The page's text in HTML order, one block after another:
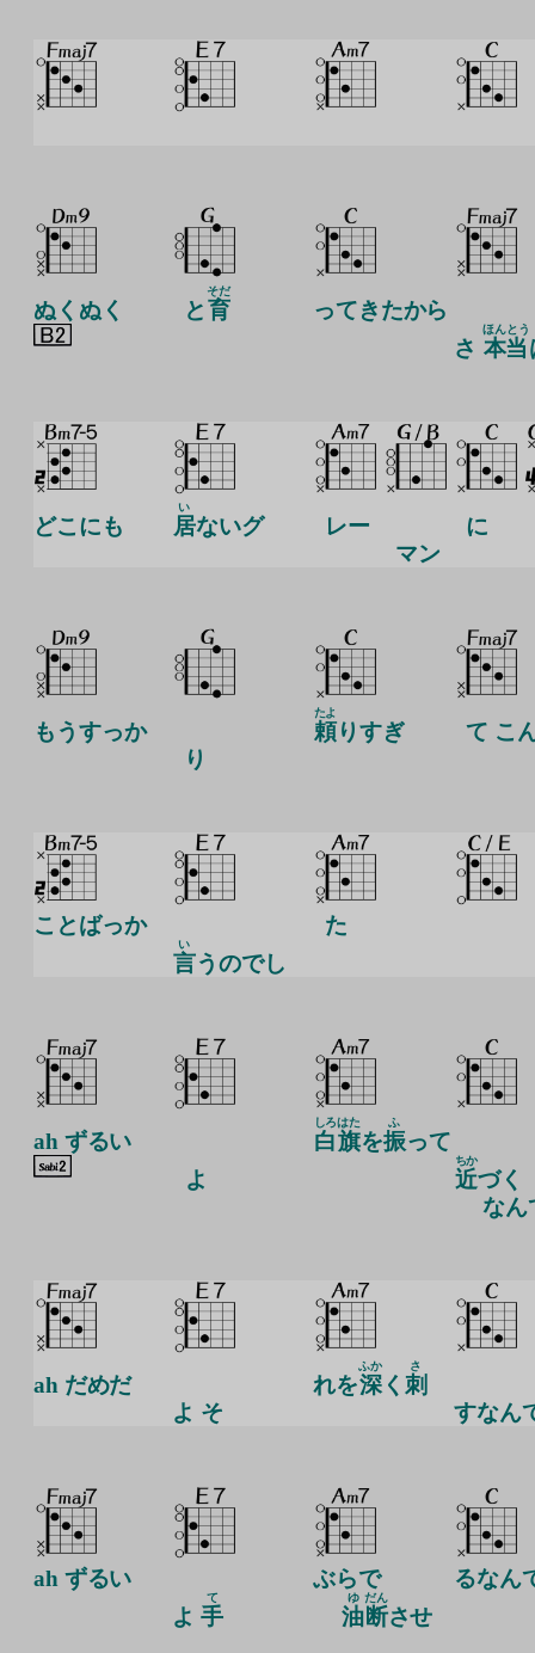
ぬくぬく と育
そだ
ってきたから
さ 本当
ほんとう
どこにも 居
い
ないグ
レー
マン
に
もうすっか
り
頼
たよ
りすぎ て こ
ことばっか
言
い
うのでし
た
ah ずるい
よ
白
しろ
旗
はた
を振
ふ
って
近
ちか
づく
なん
ah だめだ
よ そ
れを深
ふか
く 刺
さ
すなん
ah ずるい
よ手
て
ぶらで
油
ゆ
断
だん
させ
るなん